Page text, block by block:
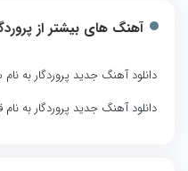
آهنگ های بیشتر از
دانلود آهنگ جدید پروردگار به نام
دانلود آهنگ جدید پروردگار به نام